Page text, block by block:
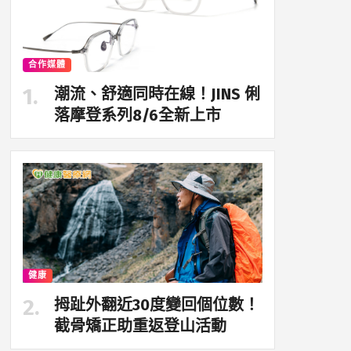
合作媒體
潮流、舒適同時在線！JINS 俐
落摩登系列8/6全新上市
健康
拇趾外翻近30度變回個位數！
截骨矯正助重返登山活動